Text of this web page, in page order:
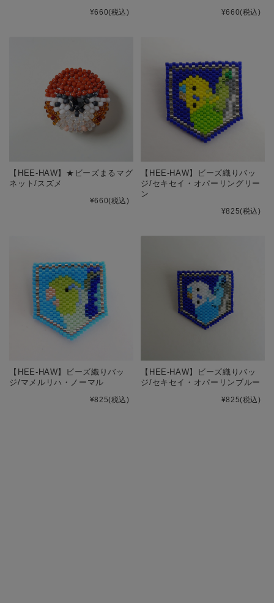
¥660(税込) ¥660(税込)
【HEE-HAW】★ビーズまるマグ
ネット/スズメ
¥660(税込)
【HEE-HAW】ビーズ織りバッ
ジ/セキセイ・オパーリングリー
ン
¥825(税込)
【HEE-HAW】ビーズ織りバッ
ジ/マメルリハ・ノーマル
¥825(税込)
【HEE-HAW】ビーズ織りバッ
ジ/セキセイ・オパーリンブルー
¥825(税込)